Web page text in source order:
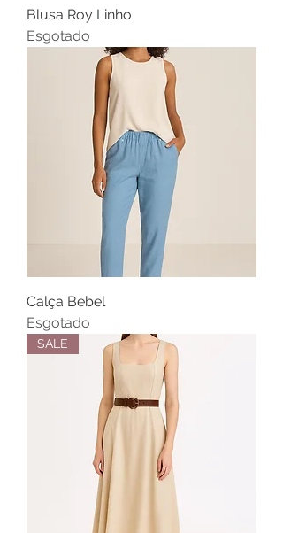
Blusa Roy Linho
Esgotado
Calça Bebel
Esgotado
SALE